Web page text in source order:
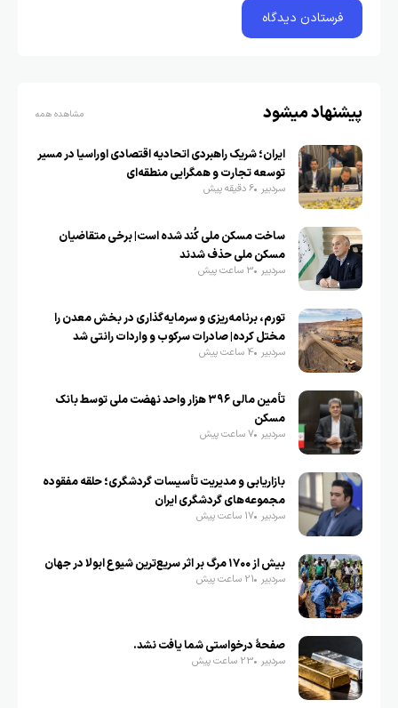
پیشنهاد میشود مشاهده همه
ایران؛ شریک راهبردی اتحادیه اقتصادی اوراسیا در مسیر
توسعه تجارت و همگرایی منطقه‌ای
سردبیر 6 دقیقه پیش
ساخت مسکن ملی کُند شده است| برخی متقاضیان
مسکن ملی حذف شدند
سردبیر 3 ساعت پیش
تورم، برنامه‌ریزی و سرمایه‌گذاری در بخش معدن را
مختل کرده| صادرات سرکوب و واردات رانتی شد
سردبیر 4 ساعت پیش
تأمین مالی ۳۹۶ هزار واحد نهضت ملی توسط بانک
مسکن
سردبیر 7 ساعت پیش
بازاریابی و مدیریت تأسیسات گردشگری؛ حلقه مفقوده
مجموعه‌های گردشگری ایران
سردبیر 17 ساعت پیش
بیش از ۱۷۰۰ مرگ بر اثر سریع‌ترین شیوع ابولا در جهان
سردبیر 21 ساعت پیش
صفحهٔ درخواستی شما یافت نشد.
سردبیر 23 ساعت پیش